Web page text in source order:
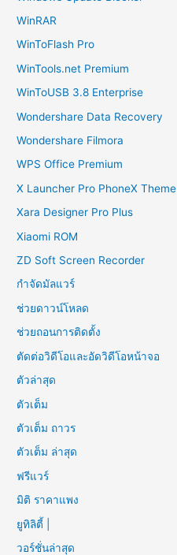
WinRAR
WinToFlash Pro
WinTools.net Premium
WinToUSB 3.8 Enterprise
Wondershare Data Recovery
Wondershare Filmora
WPS Office Premium
X Launcher Pro PhoneX Theme
Xara Designer Pro Plus
Xiaomi ROM
ZD Soft Screen Recorder
กำจัดมัลแวร์
ช่วยดาวน์โหลด
ช่วยถอนการติดตั้ง
ตัดต่อวิดีโอและอัดวิดีโอหน้าจอ
ตัวล่าสุด
ตัวเต็ม
ตัวเต็ม ถาวร
ตัวเต็ม ล่าสุด
ฟรีแวร์
มิติ ราคาแพง
ยูทิลิตี้ |
วอร์ชั่นล่าสุด